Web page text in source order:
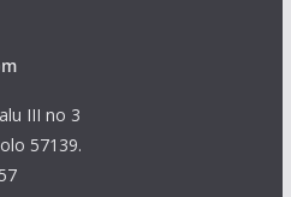
III no 3
57139.